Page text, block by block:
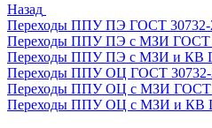
Назад
Переходы ППУ ПЭ ГОСТ 30732-
Переходы ППУ ПЭ с МЗИ ГОСТ
Переходы ППУ ПЭ с МЗИ и КВ
Переходы ППУ ОЦ ГОСТ 30732-
Переходы ППУ ОЦ с МЗИ ГОСТ
Переходы ППУ ОЦ с МЗИ и КВ